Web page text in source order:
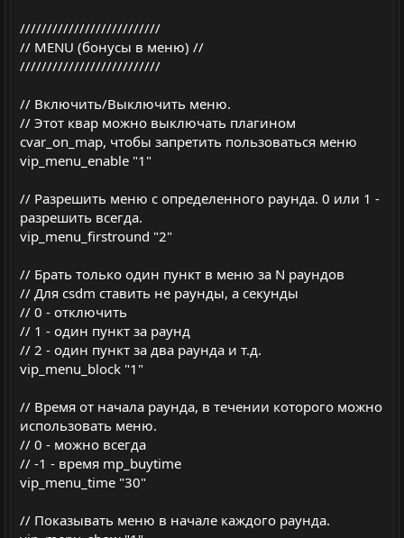
//////////////////////////
// MENU (бонусы в меню) //
//////////////////////////
// Включить/Выключить меню.
// Этот квар можно выключать плагином
cvar_on_map, чтобы запретить пользоваться меню
vip_menu_enable "1"
// Разрешить меню с определенного раунда. 0 или 1 -
разрешить всегда.
vip_menu_firstround "2"
// Брать только один пункт в меню за N раундов
// Для csdm ставить не раунды, а секунды
// 0 - отключить
// 1 - один пункт за раунд
// 2 - один пункт за два раунда и т.д.
vip_menu_block "1"
// Время от начала раунда, в течении которого можно
использовать меню.
// 0 - можно всегда
// -1 - время mp_buytime
vip_menu_time "30"
// Показывать меню в начале каждого раунда.